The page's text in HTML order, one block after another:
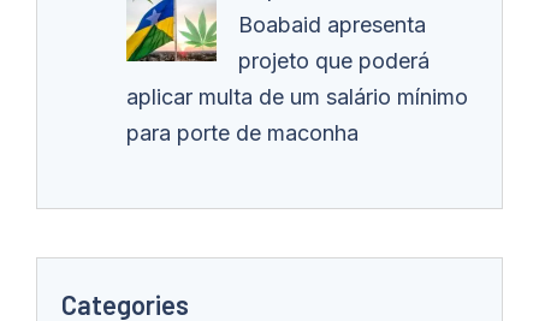
Boabaid apresenta
projeto que poderá
aplicar multa de um salário mínimo
para porte de maconha
Categories